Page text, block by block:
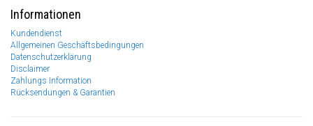
Informationen
Kundendienst
Allgemeinen Geschäftsbedingungen
Datenschutzerklärung
Disclaimer
Zahlungs Information
Rücksendungen & Garantien